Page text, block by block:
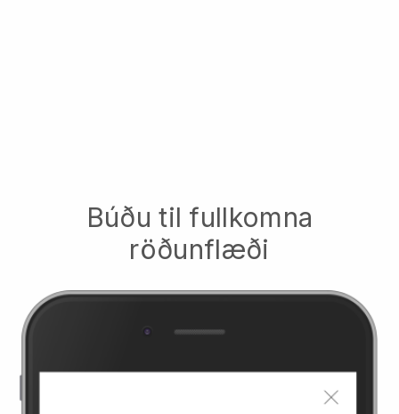
Búðu til fullkomna
röðunflæði